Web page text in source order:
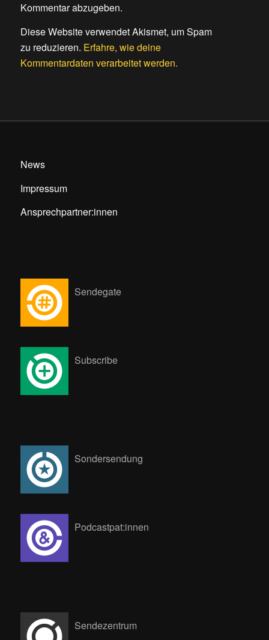
Kommentar abzugeben.
Diese Website verwendet Akismet, um Spam
zu reduzieren. Erfahre, wie deine
Kommentardaten verarbeitet werden.
News
Impressum
Ansprechpartner:innen
Sendegate
Subscribe
Sondersendung
Podcastpat:innen
Sendezentrum